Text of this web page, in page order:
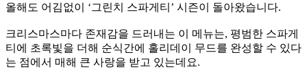
올해도 어김없이 ‘그린치 스파게티’ 시즌이 돌아왔습니다.
크리스마스마다 존재감을 드러내는 이 메뉴는, 평범한 스파게
티에 초록빛을 더해 순식간에 홀리데이 무드를 완성할 수 있다
는 점에서 매해 큰 사랑을 받고 있는데요.